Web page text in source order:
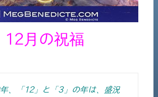
12月の祝福
、「12」と「3」の年は、盛況